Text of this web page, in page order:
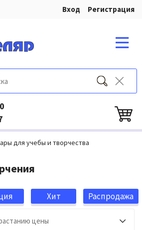
Вход Регистрация
для учебы и творчества
Хит
Распродажа